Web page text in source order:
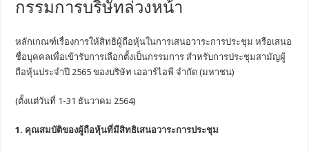
กรรมการบริษัทล่วงหน้า
หลักเกณฑ์เรื่องการให้สิทธิผู้ถือหุ้นในการเสนอวาระการประชุม หรือเสนอ
ชื่อบุคคลเพื่อเข้ารับการเลือกตั้งเป็นกรรมการ สำหรับการประชุมสามัญผู้
ถือหุ้นประจำปี 2565 ของบริษัท เออาร์ไอพี จำกัด (มหาชน)
(ตั้งแต่วันที่ 1-31 ธันวาคม 2564)
1. คุณสมบัติของผู้ถือหุ้นที่มีสิทธิเสนอวาระการประชุม